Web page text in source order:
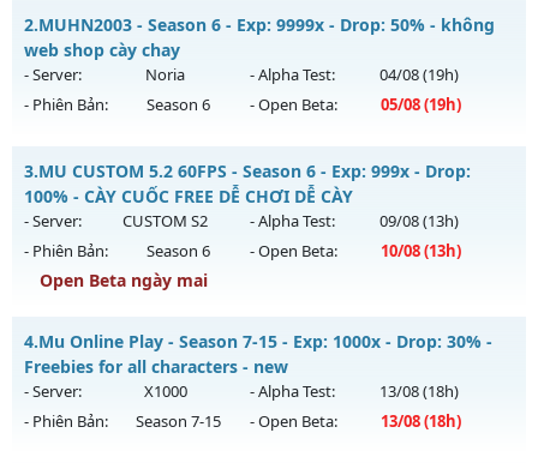
🔥MU-ĐUA TỐP🔥 - ⚔️THƯỞNG ĐUA TỐP SIÊU HÓT⚔️
Mu mới ra tháng 08 2026 - Mở máy chủ
ngày 10/08/2626
Exp: 200x - Drop: 5%
Thể loại: Mu Nguyên bản Webzen
Antihack: Sharkguard
2.MUHN2003 - Season 6 - Exp: 9999x - Drop: 50% - không
web shop cày chay
- Server: Noria - Alpha Test: 04/08(19h)
- Phiên Bản:
Season 6 - Open Beta: 05/08(19h)
Mu mới ra tháng 08 2026 - Mở máy chủNoria
05/08/2626
Exp: 9999x - Drop: 50%
Kiểu reset: Reset In Game
Antihack: XSHield
3.MU CUSTOM 5.2 60FPS - Season 6 - Exp: 999x - Drop:
100% - CÀY CUỐC FREE DỄ CHƠI DỄ CÀY
- Server: CUSTOM S2 - Alpha Test: 09/08(13h)
- Phiên Bản:
Season 6 - Open Beta: 10/08(13h)
Open Beta ngày mai
MU CUSTOM 5.2 60FPS - CÀY CUỐC FREE DỄ CHƠI DỄ CÀY
Mu mới ra tháng 08 2026 - Mở máy chủ
ngày 10/08/2626
Exp: 999x - Drop: 100%
4.Mu Online Play - Season 7-15 - Exp: 1000x - Drop: 30% -
Freebies for all characters - new
- Server: X1000 - Alpha Test: 13/08(18h)
- Phiên Bản:
Season 7-15 - Open Beta: 13/08(18h)